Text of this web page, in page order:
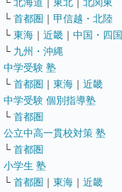
└ 首都圏 ｜ 甲信越・北陸
└ 東海 ｜ 近畿 ｜ 中国・四国
└ 九州・沖縄
中学受験 塾
└ 首都圏 ｜ 東海 ｜ 近畿
中学受験 個別指導塾
└ 首都圏
公立中高一貫校対策 塾
└ 首都圏
小学生 塾
└ 首都圏 ｜ 東海 ｜ 近畿